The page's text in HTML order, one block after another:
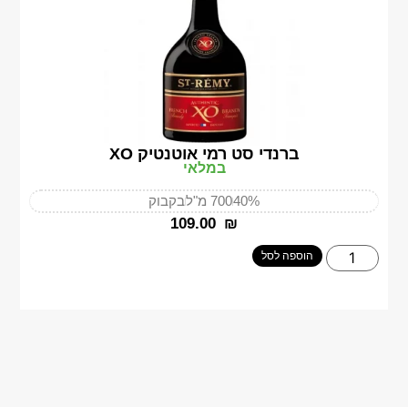
ברנדי סט רמי אוטנטיק XO
במלאי
40%700 מ"ל בקבוק
‎109.00 ₪
הוספה לסל